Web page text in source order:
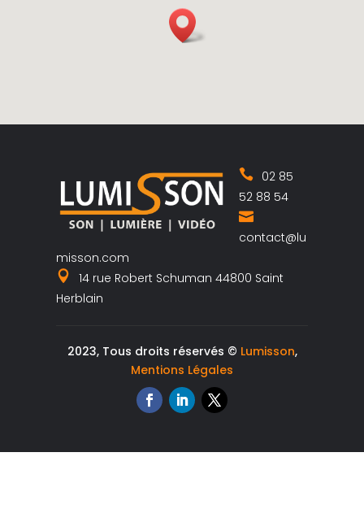
02 85
52 88 54
contact@lu
misson.com
14 rue Robert Schuman 44800 Saint
Herblain
2023, Tous droits réservés © Lumisson,
Mentions Légales